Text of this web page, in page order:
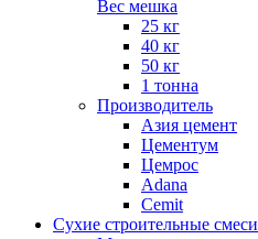
Вес мешка
25 кг
40 кг
50 кг
1 тонна
Производитель
Азия цемент
Цементум
Цемрос
Adana
Cemit
Сухие строительные смеси